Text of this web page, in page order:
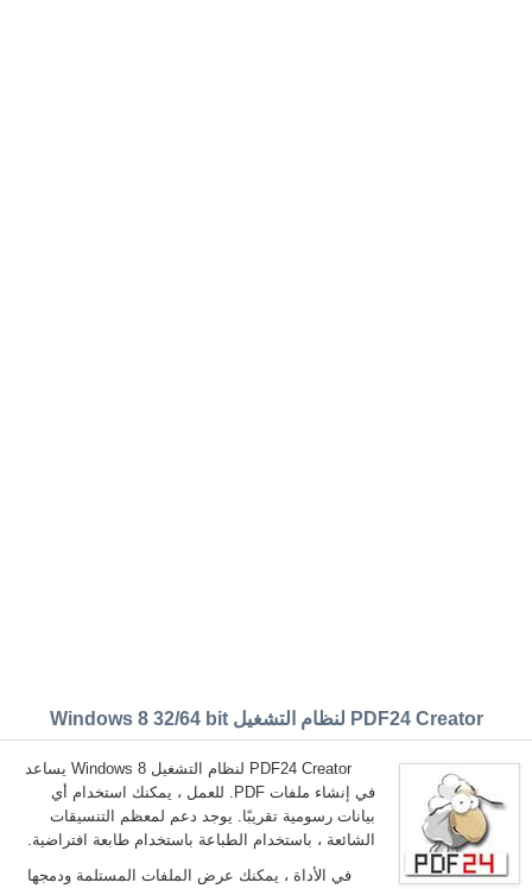
PDF24 Creator لنظام التشغيل Windows 8 32/64 bit
PDF24 Creator لنظام التشغيل Windows 8 يساعد
في إنشاء ملفات PDF. للعمل ، يمكنك استخدام أي
بيانات رسومية تقريبًا. يوجد دعم لمعظم التنسيقات
الشائعة ، باستخدام الطباعة باستخدام طابعة افتراضية.
في الأداة ، يمكنك عرض الملفات المستلمة ودمجها